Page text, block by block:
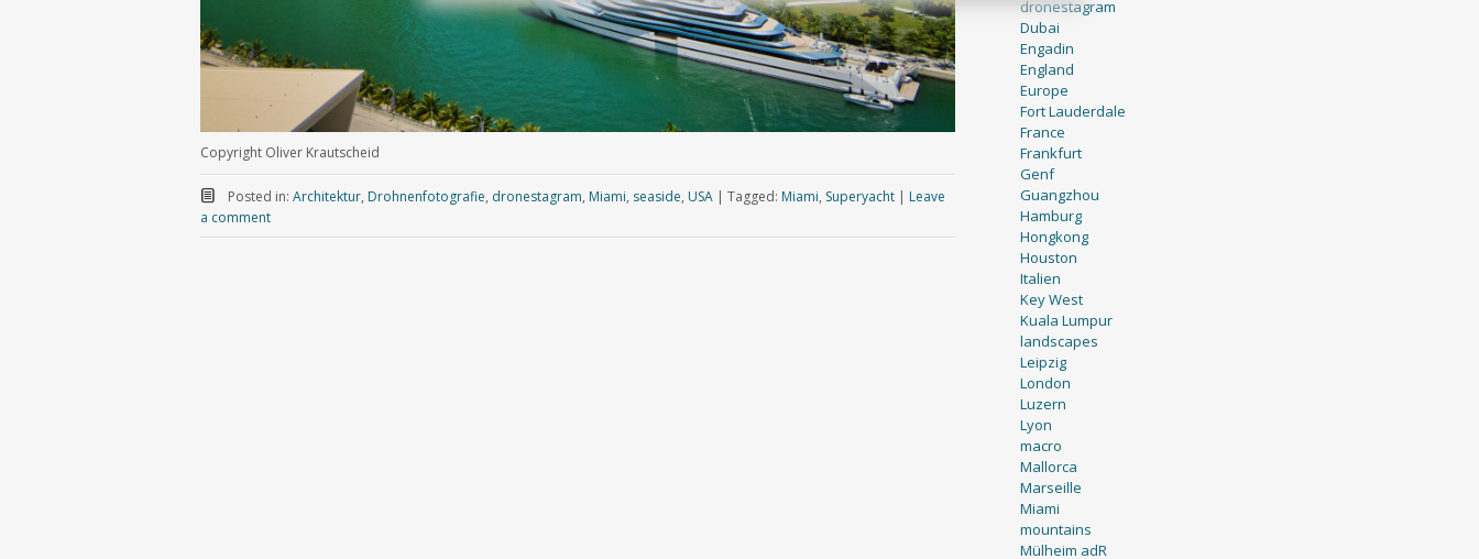
Copyright Oliver Krautscheid
Posted in: Architektur, Drohnenfotografie, dronestagram, Miami, seaside, USA | Tagged: Miami, Superyacht | Leave
a comment
dronestagram
Dubai
Engadin
England
Europe
Fort Lauderdale
France
Frankfurt
Genf
Guangzhou
Hamburg
Hongkong
Houston
Italien
Key West
Kuala Lumpur
landscapes
Leipzig
London
Luzern
Lyon
macro
Mallorca
Marseille
Miami
mountains
Mülheim adR